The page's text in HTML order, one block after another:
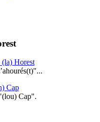
(la) Horest
Cap
Cap".